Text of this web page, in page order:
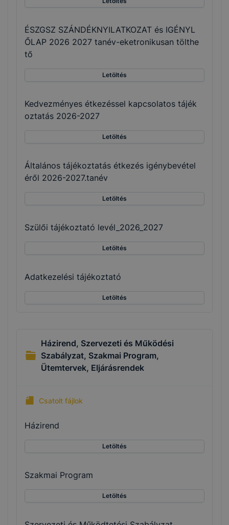
ÉSZGSZ SZÁNDÉKNYILATKOZAT és IGÉNYL
ŐLAP 2026 2027 tanév-eketronikusan tölthe
tő
Letöltés
Kedvezményes étkezéssel kapcsolatos tájék
oztatás 2026-2027
Letöltés
Általános tájékoztatás étkezés igénybevétel
éről 2026-2027.tanév
Letöltés
Szülői tájékoztató levél_2026_2027
Letöltés
Adatkezelési tájékoztató
Letöltés
Házirend, Szervezeti és Működési
Szabályzat, Szakmai Program,
Ütemtervek, Eljárásrendek
Csatolt fájlok
Házirend
Letöltés
Szakmai Program
Letöltés